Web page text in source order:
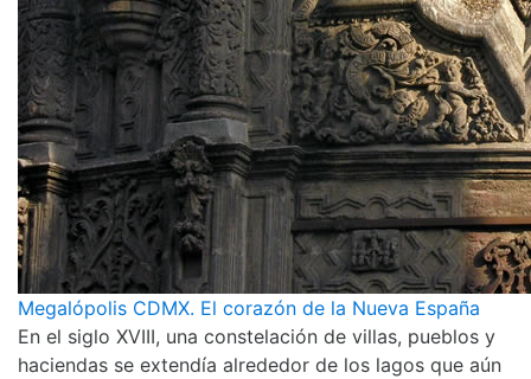
Megalópolis CDMX. El corazón de la Nueva España
En el siglo XVIII, una constelación de villas, pueblos y
haciendas se extendía alrededor de los lagos que aún